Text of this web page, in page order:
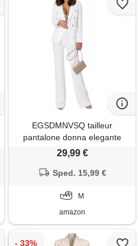
EGSDMNVSQ tailleur
pantalone donna elegante
completo da lavoro set
risvolto moda abito in 2 pezzi
blazer streetwear festivo
29,99 €
Sped. 15,99 €
M
amazon